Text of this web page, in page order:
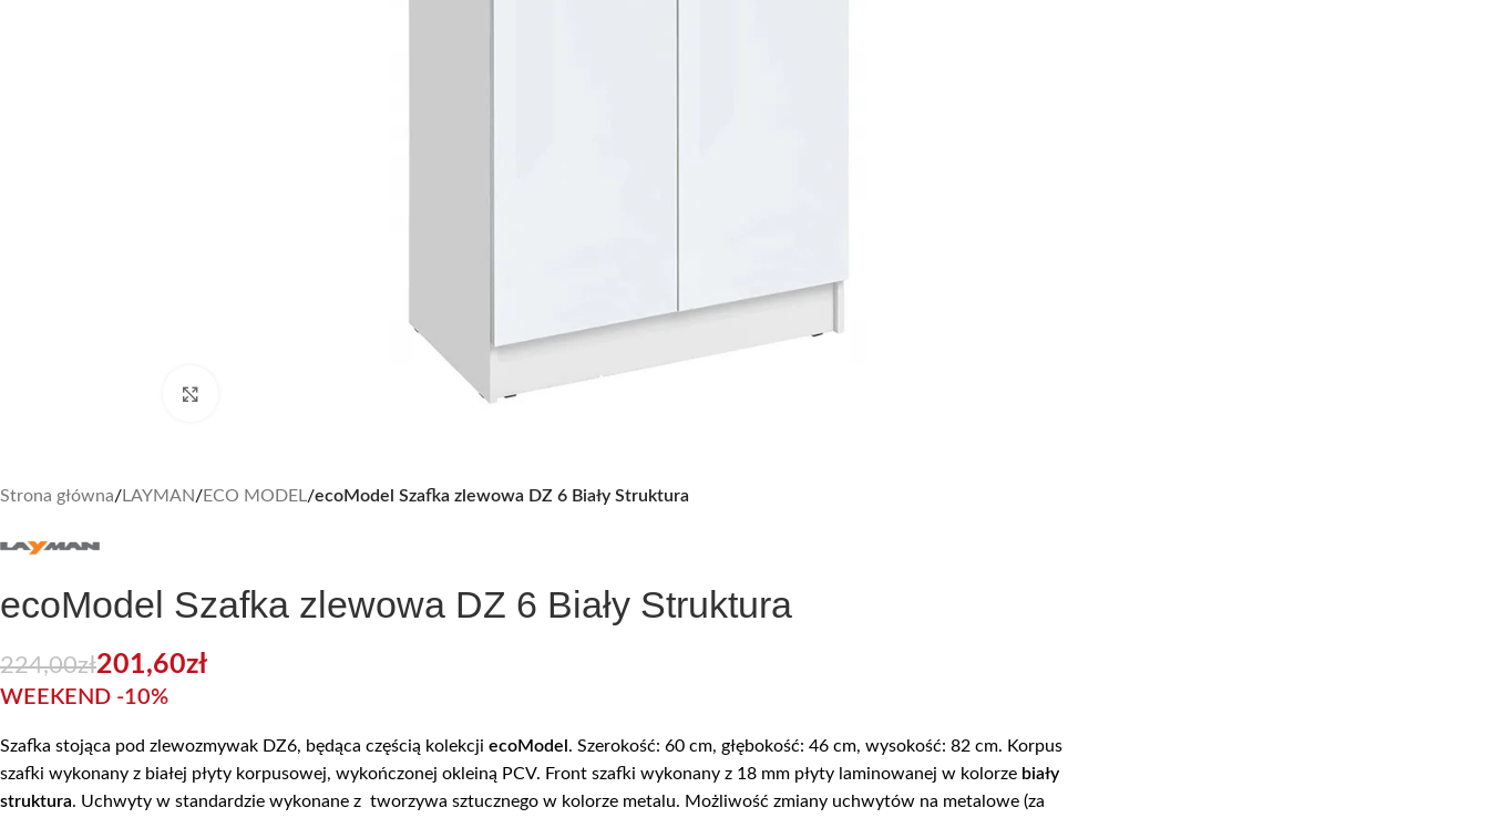
Strona główna/LAYMAN/ECO MODEL/ecoModel Szafka zlewowa DZ 6 Biały Struktura
ecoModel Szafka zlewowa DZ 6 Biały Struktura
224,00zł201,60zł
WEEKEND -10%
Szafka stojąca pod zlewozmywak DZ6, będąca częścią kolekcji ecoModel . Szerokość: 60 cm, głębokość: 46 cm, wysokość: 82 cm. Korpus
szafki wykonany z białej płyty korpusowej, wykończonej okleiną PCV. Front szafki wykonany z 18 mm płyty laminowanej w kolorze biały
struktura. Uchwyty w standardzie wykonane z tworzywa sztucznego w kolorze metalu. Możliwość zmiany uchwytów na metalowe (za